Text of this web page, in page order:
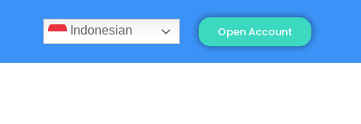
Indonesian Open Account